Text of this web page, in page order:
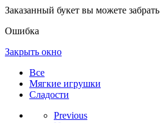
Заказанный букет вы можете
Ошибка
Закрыть окно
Все
Мягкие игрушки
Сладости
Previous